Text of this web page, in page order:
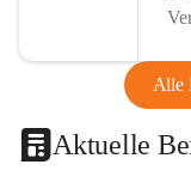
Alle
Aktuelle